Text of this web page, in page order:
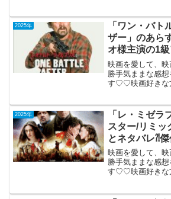
日公開（101分
2025年
「ワン・バト
ザー」のあら
オ様主演の1
タメ。
映画を愛して、映
勝手気ままな感
す♡♡映画好きな
10月3日公開（
追...
2025年
「レ・ミゼ
スター/リミッ
とネタバレ⁈
蘇る。
映画を愛して、映
勝手気ままな感
す♡♡映画好きな